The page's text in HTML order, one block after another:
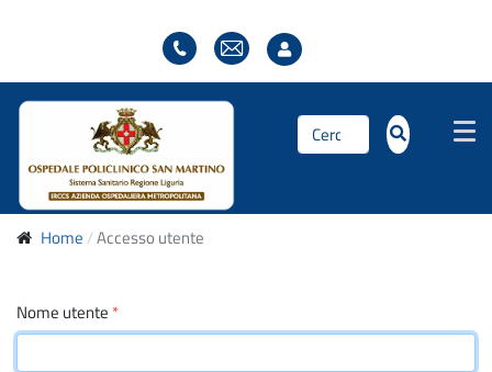
Cerca...
Home Accesso utente
Nome utente *